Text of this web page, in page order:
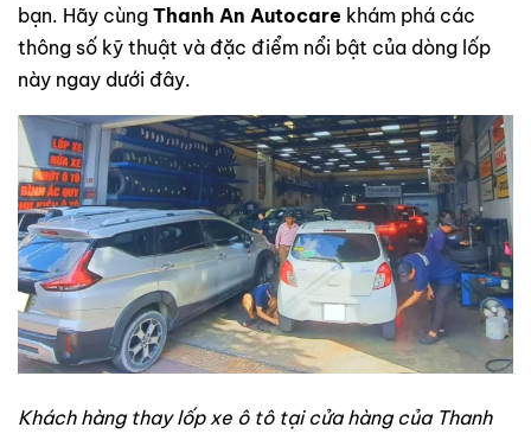
bạn. Hãy cùng Thanh An Autocare khám phá các
thông số kỹ thuật và đặc điểm nổi bật của dòng lốp
này ngay dưới đây.
Khách hàng thay lốp xe ô tô tại cửa hàng của Thanh